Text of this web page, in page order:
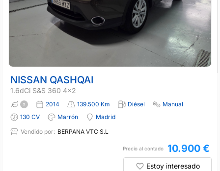
NISSAN QASHQAI
1.6dCi S&S 360 4x2
2014 139.500 Km Diésel
Manual
130 CV
Marrón
Madrid
Vendido por: BERPANA VTC S.L
Precio al contado 10.900 €
Estoy interesado